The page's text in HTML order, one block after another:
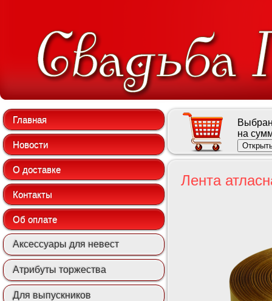
Главная
Новости
О доставке
Контакты
Об оплате
Аксессуары для невест
Атрибуты торжества
Для выпускников
на
Лента